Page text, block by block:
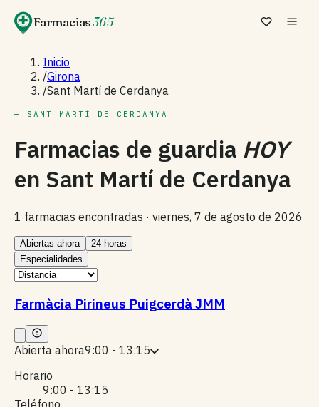
Farmacias365
Inicio
/Girona
/Sant Martí de Cerdanya
— SANT MARTÍ DE CERDANYA
Farmacias de guardia HOY
en Sant Martí de Cerdanya
1 farmacias encontradas · viernes, 7 de agosto de 2026
Abiertas ahora
24 horas
Especialidades
Farmàcia Pirineus Puigcerdà JMM
Abierta ahora9:00 - 13:15
Horario
9:00 - 13:15